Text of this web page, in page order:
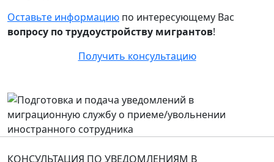
Оставьте информацию по интересующему Вас
вопросу по трудоустройству мигрантов!
Получить консультацию
КОНСУЛЬТАЦИЯ ПО УВЕДОМЛЕНИЯМ В